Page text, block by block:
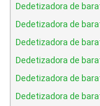
Dedetizadora de
Dedetizadora de
Dedetizadora de
Dedetizadora de
Dedetizadora de
Dedetizadora de